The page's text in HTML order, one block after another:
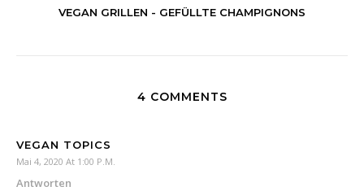
VEGAN GRILLEN - GEFÜLLTE CHAMPIGNONS
4 COMMENTS
VEGAN TOPICS
Mai 4, 2020 At 1:00 P.m.
Antworten